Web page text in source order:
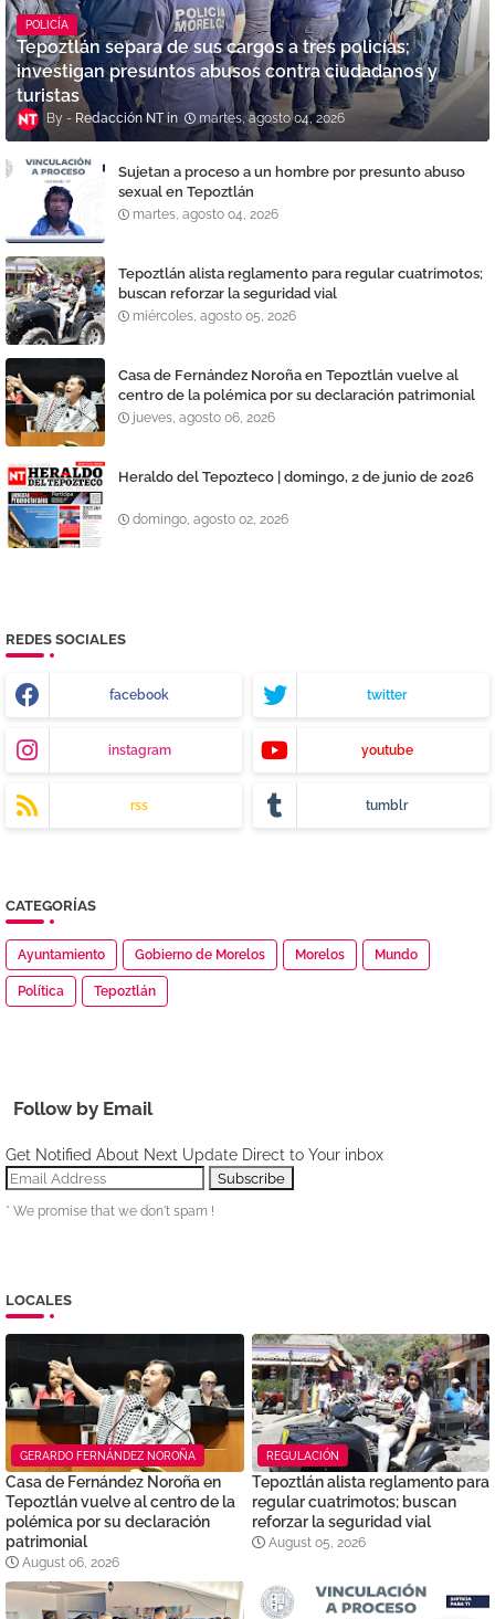
POLICÍA
Tepoztlán separa de sus cargos a tres policías;
investigan presuntos abusos contra ciudadanos y
turistas
Redacción NT martes, agosto 04, 2026
Sujetan a proceso a un hombre por presunto abuso
sexual en Tepoztlán
martes, agosto 04, 2026
Tepoztlán alista reglamento para regular cuatrimotos;
buscan reforzar la seguridad vial
miércoles, agosto 05, 2026
Casa de Fernández Noroña en Tepoztlán vuelve al
centro de la polémica por su declaración patrimonial
jueves, agosto 06, 2026
Heraldo del Tepozteco | domingo, 2 de junio de 2026
domingo, agosto 02, 2026
REDES SOCIALES
facebook twitter
instagram youtube
rss tumblr
CATEGORÍAS
Ayuntamiento Gobierno de Morelos Morelos Mundo
Política Tepoztlán
Follow by Email
Get Notified About Next Update Direct to Your inbox
* We promise that we don't spam !
LOCALES
GERARDO FERNÁNDEZ NOROÑA
Casa de Fernández Noroña en
Tepoztlán vuelve al centro de la
polémica por su declaración
patrimonial
August 06, 2026
REGULACIÓN
Tepoztlán alista reglamento para
regular cuatrimotos; buscan
reforzar la seguridad vial
August 05, 2026